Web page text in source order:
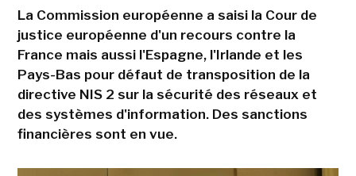
La Commission européenne a saisi la Cour de
justice européenne d'un recours contre la
France mais aussi l'Espagne, l'Irlande et les
Pays-Bas pour défaut de transposition de la
directive NIS 2 sur la sécurité des réseaux et
des systèmes d'information. Des sanctions
financières sont en vue.